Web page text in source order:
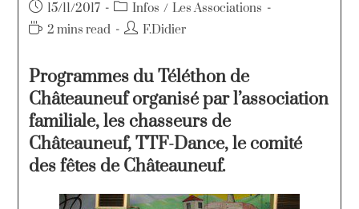
15/11/2017 Infos / Les Associations
2 mins read
F.Didier
Programmes du Téléthon de
Châteauneuf organisé par l’association
familiale, les chasseurs de
Châteauneuf, TTF-Dance, le comité
des fêtes de Châteauneuf.